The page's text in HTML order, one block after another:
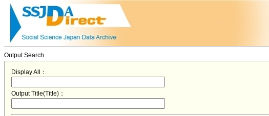
Output Search
Display All：
Output Title(Title)：